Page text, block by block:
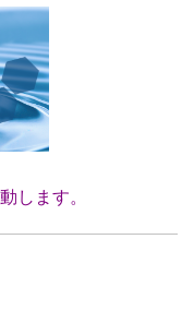
します。